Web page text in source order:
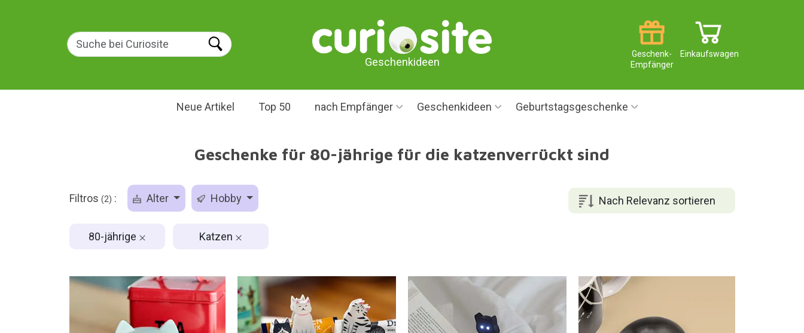
Geschenkideen
Einkaufswagen
Geschenk-
Empfänger
Neue Artikel Top 50 nach Empfänger Geschenkideen Geburtstagsgeschenke
Geschenke für 80-jährige für die katzenverrückt sind
Nach Relevanz sortieren
Filtros (2) : Alter Hobby
80-jährige Katzen